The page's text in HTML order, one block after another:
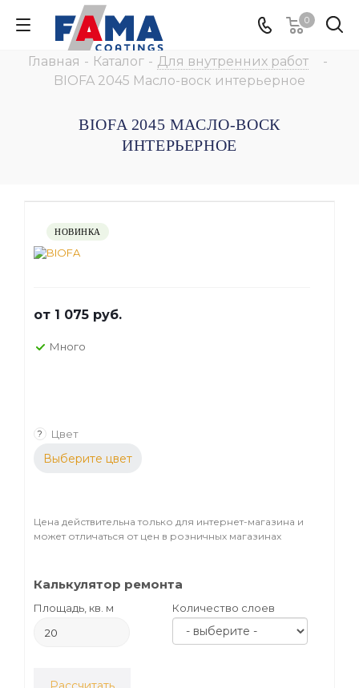
0
Главная - Каталог - Для внутренних работ
-
BIOFA 2045 Масло-воск интерьерное
BIOFA 2045 МАСЛО-ВОСК
ИНТЕРЬЕРНОЕ
НОВИНКА
от 1 075 руб.
Много
? Цвет
Выберите цвет
Цена действительна только для интернет-магазина и
может отличаться от цен в розничных магазинах
Калькулятор ремонта
Площадь, кв. м Количество слоев